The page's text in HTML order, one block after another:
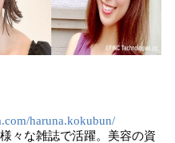
haruna.kokubun/
々な雑誌で活躍。美容の資